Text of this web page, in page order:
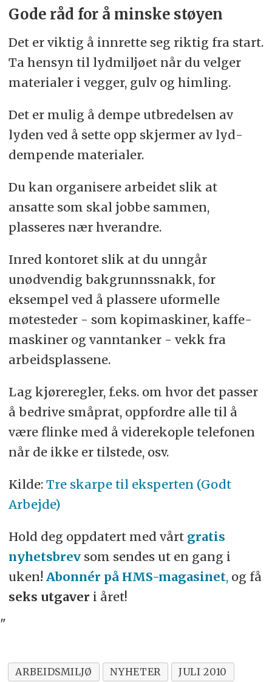
Gode råd for å minske støyen
Det er viktig å innrette seg riktig fra start.
Ta hensyn til lyd­miljøet når du velger
materialer i vegger, gulv og himling.
Det er mulig å dempe utbredelsen av
lyden ved å sette opp skjermer av lyd­
dempende materialer.
Du kan organisere arbeidet slik at
ansatte som skal jobbe sammen,
plasseres nær hverandre.
Inred kontoret slik at du unngår
unødvendig bakgrunns­snakk, for
eksempel ved å plassere uformelle
møtesteder - som kopi­maskiner, kaffe­
maskiner og vanntanker - vekk fra
arbeids­plassene.
Lag kjøreregler, f.eks. om hvor det passer
å bedrive småprat, oppfordre alle til å
være flinke med å viderekople telefonen
når de ikke er tilstede, osv.
Kilde: Tre skarpe til eksperten (Godt
Arbejde)
Hold deg oppdatert med vårt gratis
nyhetsbrevsom sendes ut en gang i
uken! Abonnér på HMS-magasinet,og få
seks utgaver i året!
"
ARBEIDSMILJØ NYHETER JULI 2010